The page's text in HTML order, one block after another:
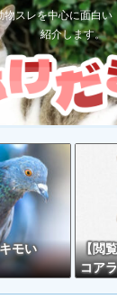
スレを中心に面白
紹介します。
モい
【閲
コア